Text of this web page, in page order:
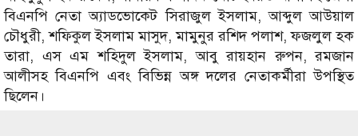
বিএনপি নেতা অ্যাডভোকেট সিরাজুল ইসলাম, আব্দুল আউয়াল
চৌধুরী, শফিকুল ইসলাম মাসুদ, মামুনুর রশিদ পলাশ, ফজলুল হক
তারা, এস এম শহিদুল ইসলাম, আবু রায়হান রুপন, রমজান
আলীসহ বিএনপি এবং বিভিন্ন অঙ্গ দলের নেতাকর্মীরা উপস্থিত
ছিলেন।